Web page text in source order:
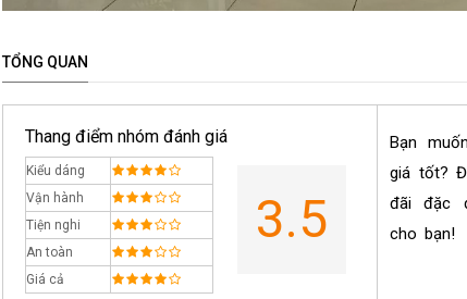
TỔNG QUAN
Thang điểm nhóm đánh giá
Kiểu dáng
Vận hành
Tiện nghi
An toàn
Giá cả
3.5
Bạn
giá tốt?
đãi đặc
cho bạn!